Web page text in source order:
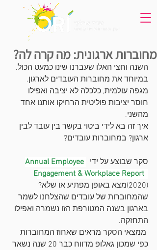
מחוברות ארגונית: מה קרה לה?
השנה וחצי האלו שעברנו שינו כמעט הכול.
במיוחד את מחוברות העובדים לארגון.
מגפה עולמית, כלכלה לא יציבה ואפילו
חוסר יציבות פוליטית הרחיקו אותנו אחד
מהשני.
איך זה בא לידי ביטוי בקשר בין עובד לבין
ארגון? במחוברות עובדים?
סקר שבוצע על ידי
Annual Employee
Engagement & Workplace Report
(2020)מצא באופן מפתיע או שלא?
שהמחוברות של עובדים שהצלחנו לשמר
בארגון בשנה המטורפת הזו נשמרה ואפילו
התחזקה.
ממצאי הסקר מראים שאחוז המחוברות
כפי שמכון גאלופ מדווח כבר 20 שנה נשאר